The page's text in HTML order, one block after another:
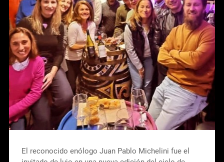
El reconocido enólogo Juan Pablo Michelini fue el